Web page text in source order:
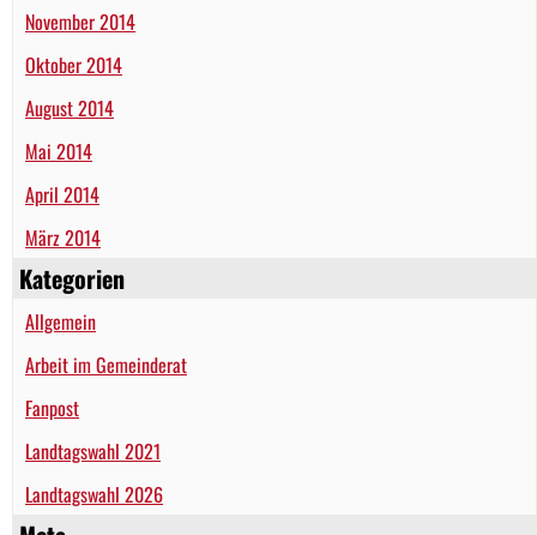
November 2014
Oktober 2014
August 2014
Mai 2014
April 2014
März 2014
Kategorien
Allgemein
Arbeit im Gemeinderat
Fanpost
Landtagswahl 2021
Landtagswahl 2026